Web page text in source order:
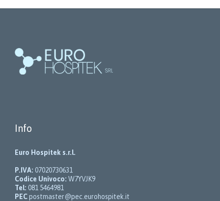
Info
Euro Hospitek s.r.l.
P.IVA: 07020730631
Codice Univoco: W7YVJK9
Tel: 081 5464981
PECpostmaster@pec.eurohospitek.it